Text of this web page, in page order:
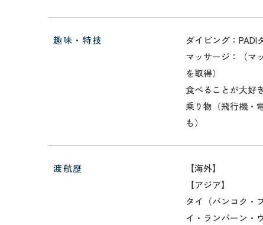
趣味・特技
ダイビング：PADI
マッサージ：（マ
を取得）
食べることが大好
乗り物（飛行機・
も）
渡航歴
【海外】
【アジア】
タイ（バンコク・
イ・ランパーン・